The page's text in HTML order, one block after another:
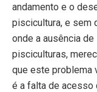
andamento e o
piscicultura, e sem
onde a ausência
pisciculturas,
que este problema
é a falta de